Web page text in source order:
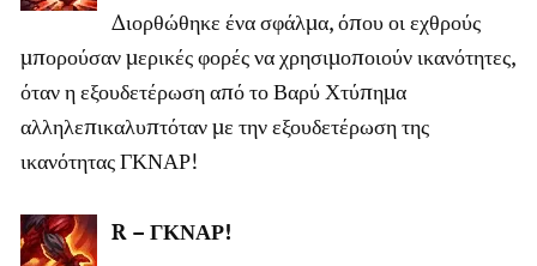
Διορθώθηκε ένα σφάλμα, όπου οι εχθρούς
μπορούσαν μερικές φορές να χρησιμοποιούν ικανότητες,
όταν η εξουδετέρωση από το Βαρύ Χτύπημα
αλληλεπικαλυπτόταν με την εξουδετέρωση της
ικανότητας ΓΚΝΑΡ!
R – ΓΚΝΑΡ!